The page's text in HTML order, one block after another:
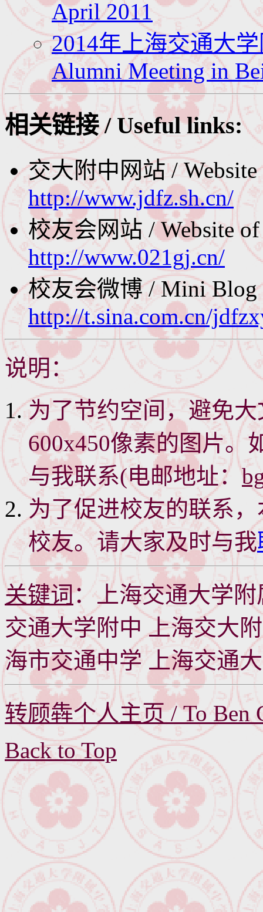
April 2011
2014年上海交通大
Alumni Meeting in
相关链接 / Useful links:
交大附中网站 / Website
http://www.jdfz.sh.cn/
校友会网站 / Website
http://www.021gj.cn/
校友会微博 / Mini Blog
http://t.sina.com.cn/
说明：
为了节约空间，避免
600x450像素的图片。
与我联系(电邮地址：
为了促进校友的联系
校友。请大家及时与我
关键词：上海交通大学
交通大学附中 上海交大
海市交通中学 上海交通
转顾犇个人主页 / To Ben
Back to Top